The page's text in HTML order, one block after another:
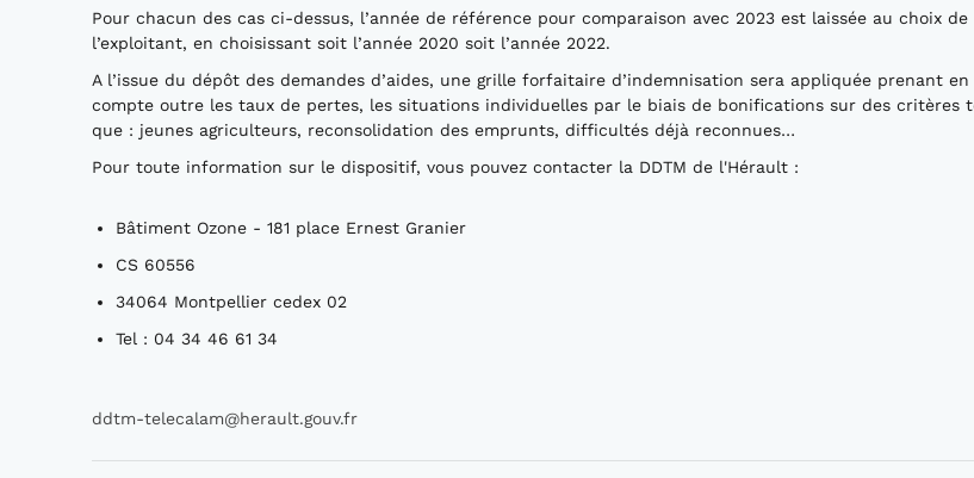
Pour chacun des cas ci-dessus, l’année de référence pour comparaison avec 2023 est laissée au choix de
l’exploitant, en choisissant soit l’année 2020 soit l’année 2022.
A l’issue du dépôt des demandes d’aides, une grille forfaitaire d’indemnisation sera appliquée prenant en
compte outre les taux de pertes, les situations individuelles par le biais de bonifications sur des critères
que : jeunes agriculteurs, reconsolidation des emprunts, difficultés déjà reconnues…
Pour toute information sur le dispositif, vous pouvez contacter la DDTM de l'Hérault :
Bâtiment Ozone - 181 place Ernest Granier
CS 60556
34064 Montpellier cedex 02
Tel : 04 34 46 61 34
ddtm-telecalam@herault.gouv.fr